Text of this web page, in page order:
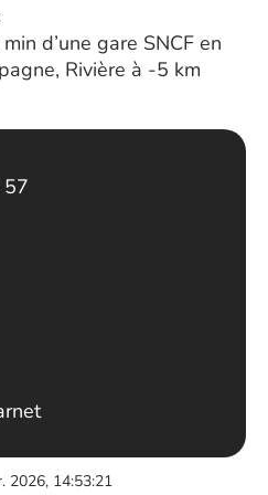
d’une gare SNCF en
Rivière à -5 km
2026, 14:53:21